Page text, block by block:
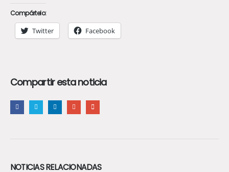
Compártelo:
Twitter Facebook
Compartir esta noticia
NOTICIAS RELACIONADAS